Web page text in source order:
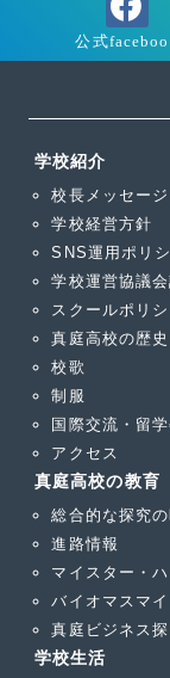
ジ
送
り
学校紹介
校長メッセージ
学校経営方針
SNS運用ポリ
学校運営協議
スクールポリシ
真庭高校の歴史
校歌
制服
国際交流・留
アクセス
真庭高校の教育
総合的な探究の
進路情報
マイスター・
バイオマスマ
真庭ビジネス
学校生活